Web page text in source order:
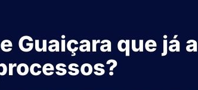
Guaiçara que já